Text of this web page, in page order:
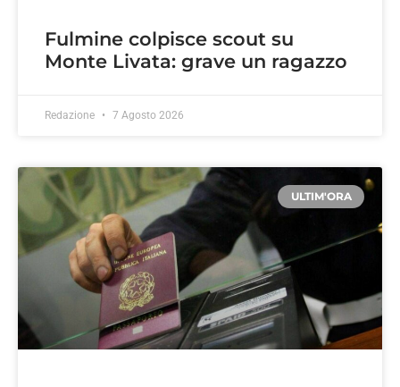
Fulmine colpisce scout su
Monte Livata: grave un ragazzo
Redazione 7 Agosto 2026
ULTIM'ORA